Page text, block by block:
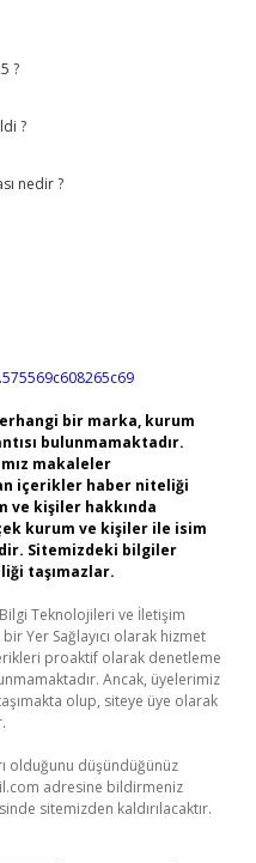
?
?
nedir ?
bir marka, kurum
bulunmamaktadır.
makaleler
içerikler haber niteliği
ve kişiler hakkında
kurum ve kişiler ile isim
Sitemizdeki bilgiler
taşımazlar.
Bilgi Teknolojileri ve İletişim
Yer Sağlayıcı olarak hizmet
proaktif olarak denetleme
Ancak, üyelerimiz
olup, siteye üye olarak
olduğunu düşündüğünüz
adresine bildirmeniz
sitemizden kaldırılacaktır.